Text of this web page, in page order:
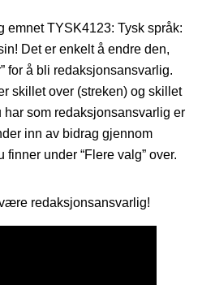
emnet TYSK4123: Tysk språk:
Det er enkelt å endre den,
for å bli redaksjonsansvarlig.
skillet over (streken) og skillet
har som redaksjonsansvarlig er
inn av bidrag gjennom
finner under “Flere valg” over.
redaksjonsansvarlig!